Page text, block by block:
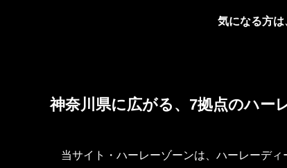
気になる方は
神奈川県に広がる、7拠点のハー
当サイト・ハーレーゾーンは、ハーレーデ